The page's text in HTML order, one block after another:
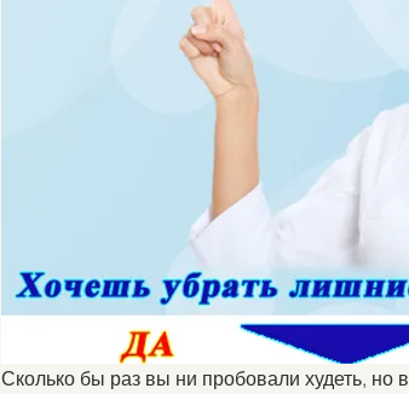
Сколько бы раз вы ни пробовали худеть, но